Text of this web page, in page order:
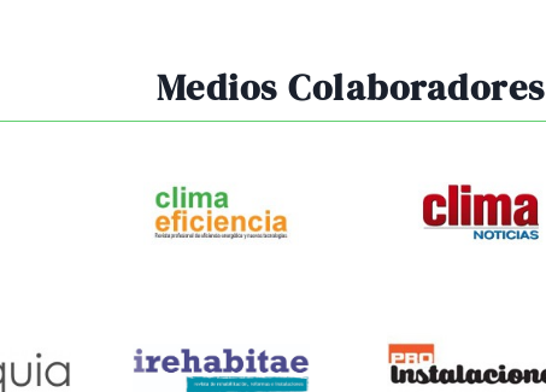
Medios Colaboradores